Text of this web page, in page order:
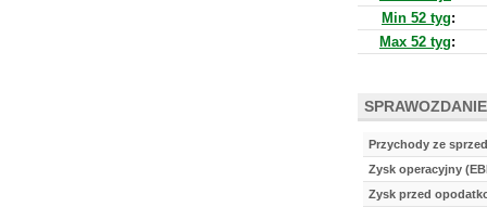
Min 52 tyg:
Max 52 tyg:
Przychody ze
Zysk operacyjny
Zysk przed